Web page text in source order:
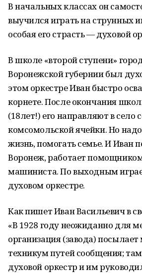
В начальных классах он
выучился играть на струнных
особая его страсть — духовой
В школе «второй ступени»
Воронежской губернии был
этом оркестре Иван быстро
корнете. После окончания
(18лет!) его направляют в село
комсомольской ячейки. Но
жизнь, помогать семье. И Иван
Воронеж, работает
машиниста. По выходным
духовом оркестре.
Как пишет Иван Васильевич в
«В 1928 году неожиданно для
организация (завода) посылает
техникум путей сообщения;
духовой оркестр и им